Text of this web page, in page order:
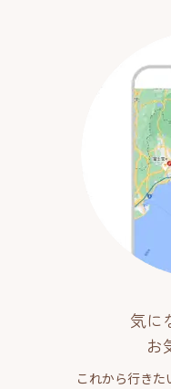
気に
お
これから行き